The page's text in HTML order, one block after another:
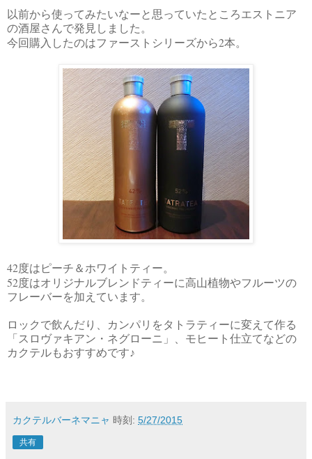
以前から使ってみたいなーと思っていたところエストニア
の酒屋さんで発見しました。
今回購入したのはファーストシリーズから2本。
42度はピーチ＆ホワイトティー。
52度はオリジナルブレンドティーに高山植物やフルーツの
フレーバーを加えています。
ロックで飲んだり、カンパリをタトラティーに変えて作る
「スロヴァキアン・ネグローニ」、モヒート仕立てなどの
カクテルもおすすめです♪
カクテルバーネマニャ 時刻: 5/27/2015
共有